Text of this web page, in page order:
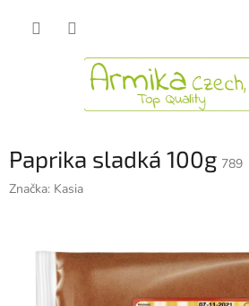
Paprika sladká 100g 789
Značka: Kasia